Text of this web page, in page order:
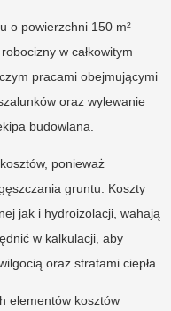
o powierzchni 150 m²
robocizny w całkowitym
pracami obejmującymi
oraz wylewanie
budowlana.
ponieważ
gruntu. Koszty
jak i hydroizolacji, wahają
w kalkulacji, aby
oraz stratami ciepła.
elementów kosztów